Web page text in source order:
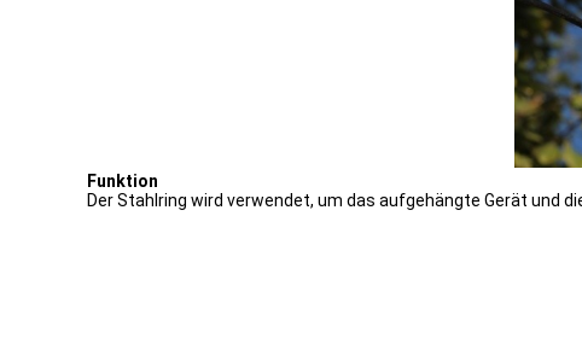
Funktion
Der Stahlring wird verwendet, um das aufgehängte Gerät und